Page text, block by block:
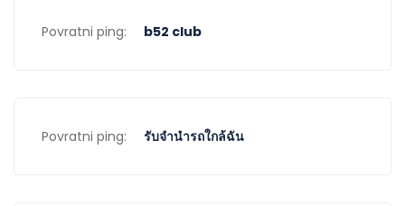
Povratni ping: b52 club
Povratni ping: รับจำนำรถใกล้ฉัน